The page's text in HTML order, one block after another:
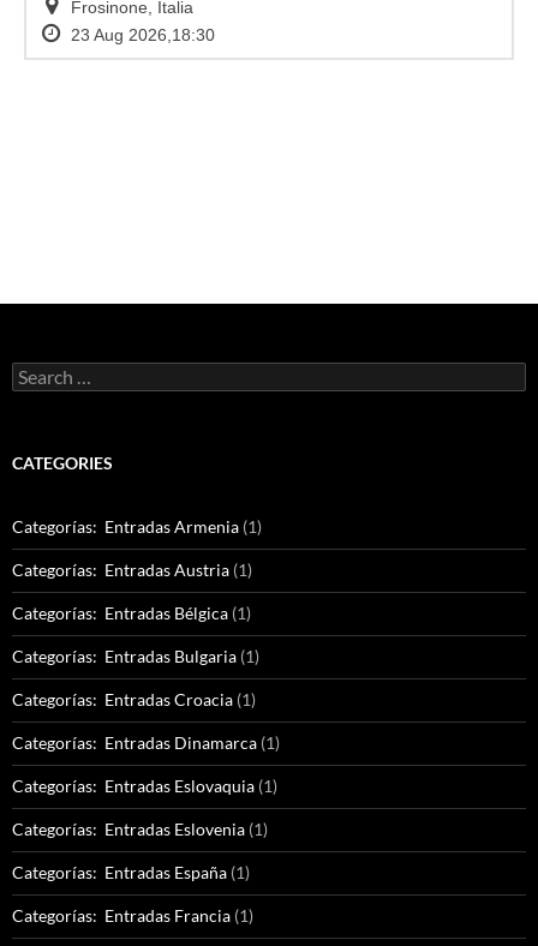
Search
for:
CATEGORIES
Categorías: Entradas Armenia (1)
Categorías: Entradas Austria (1)
Categorías: Entradas Bélgica (1)
Categorías: Entradas Bulgaria (1)
Categorías: Entradas Croacia (1)
Categorías: Entradas Dinamarca (1)
Categorías: Entradas Eslovaquia (1)
Categorías: Entradas Eslovenia (1)
Categorías: Entradas España (1)
Categorías: Entradas Francia (1)